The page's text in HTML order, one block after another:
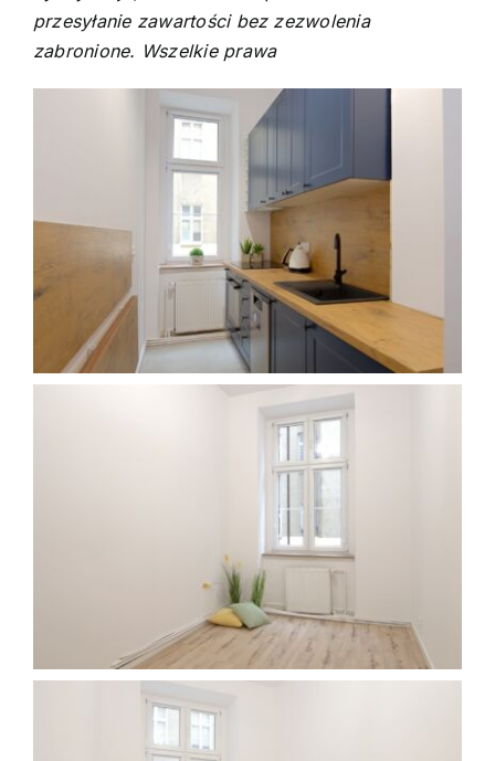
przesyłanie zawartości bez zezwolenia
zabronione. Wszelkie prawa